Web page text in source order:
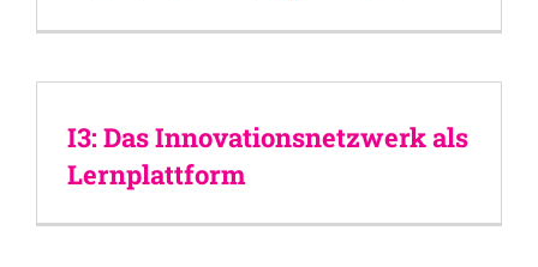
I3: Das Innovationsnetzwerk als
Lernplattform